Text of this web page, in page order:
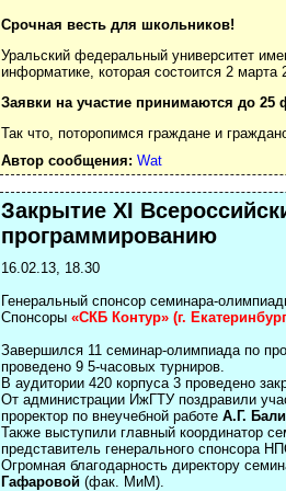
Срочная весть для школьников!
Уральский федеральный университет
информатике, которая состоится 2 марта
Заявки на участие принимаются до 25
Так что, поторопимся граждане и
Автор сообщения: Wat
Закрытие XI
программированию
16.02.13, 18.30
Генеральный спонсор семинара-
Спонсоры «СКБ Контур» (г.
Завершился 11 семинар-олимпиада по
проведено 9 5-часовых турниров.
В аудитории 420 корпуса 3 проведено
От администрации ИжГТУ поздравили
проректор по внеучебной работе А.Г.
Также выступили главный координатор
представитель генерального спонсора
Огромная благодарность директору
Гафаровой (фак. МиМ).